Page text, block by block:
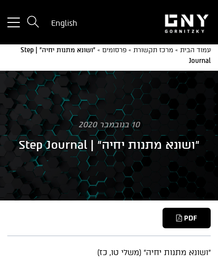
a
English
עמוד הבית » מרכז תקשורת » פרסומים »
"ושונא מתנות יחיה" | Step
Journal
10 בנובמבר 2020
"ושונא מתנות יחיה" | Step Journal
PDF
"ושונא מתנות יחיה" (משלי טו, כז)